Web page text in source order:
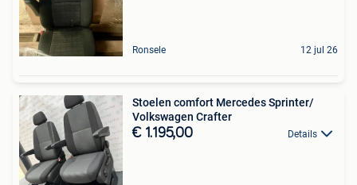
Ronsele 12 jul 26
Stoelen comfort Mercedes Sprinter/
Volkswagen Crafter
€ 1.195,00 Details